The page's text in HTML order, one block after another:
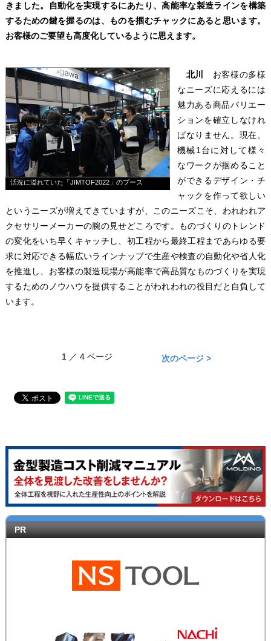
きました。自動化を実現するにあたり、高能率な製造ラインを構築
するための鍵を握るのは、ものを掴むチャックにあると思います。
お客様のご要望も高度化しているように思えます。
活況に溢れていた「JIMTOF2022」のブース
北川
お客様の多様
なニーズに応えるには
魅力ある商品バリエー
ションを確立しなけれ
ばなりません。現在、
機械1台に対して様々
なワークが掴めること
ができるデザイン・チ
ャックを作って欲しい
というニーズが増えてきていますが、このニーズこそ、われわれア
クセサリーメーカーの腕の見せどころです。ものづくりのトレンド
の変化をいち早くキャッチし、初工程から最終工程まであらゆる要
求に対応できる幅広いラインナップで生産や検査の自動化や省人化
を推進し、お客様の製造現場が高能率で高品質なものづくりを実現
するためのノウハウを提供することがわれわれの役目だと自負して
います。
1 ／ 4 ページ 次のページ >
PR